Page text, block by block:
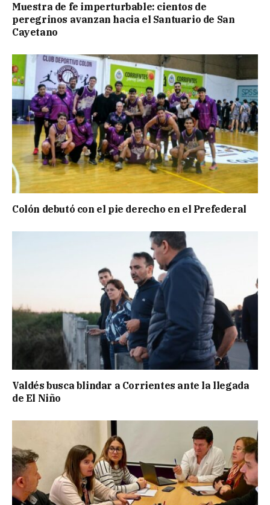
Muestra de fe imperturbable: cientos de
peregrinos avanzan hacia el Santuario de San
Cayetano
Colón debutó con el pie derecho en el Prefederal
Valdés busca blindar a Corrientes ante la llegada
de El Niño